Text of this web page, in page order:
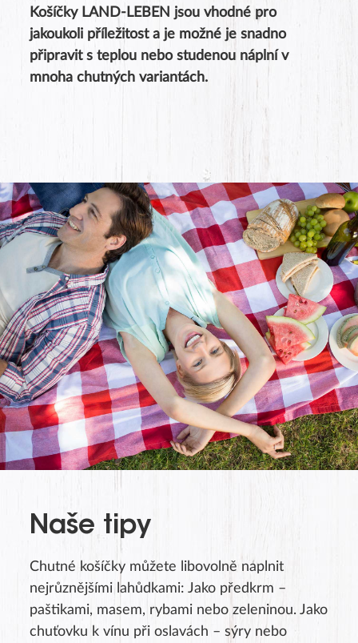
Košíčky LAND-LEBEN jsou vhodné pro
jakoukoli příležitost a je možné je snadno
připravit s teplou nebo studenou náplní v
mnoha chutných variantách.
Naše tipy
Chutné košíčky můžete libovolně naplnit
nejrůznějšími lahůdkami: Jako předkrm –
paštikami, masem, rybami nebo zeleninou. Jako
chuťovku k vínu při oslavách – sýry nebo